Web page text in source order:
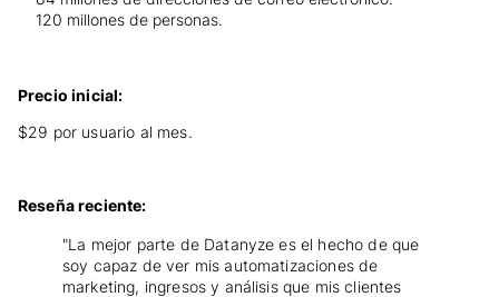
120 millones de personas.
Precio inicial:
$29 por usuario al mes.
Reseña reciente:
"La mejor parte de Datanyze es el hecho de que
soy capaz de ver mis automatizaciones de
marketing, ingresos y análisis que mis clientes